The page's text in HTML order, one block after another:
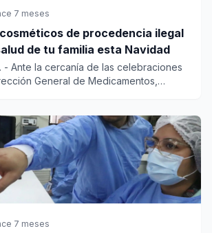
7 meses
de procedencia ilegal
de tu familia esta Navidad
- Ante la cercanía de las celebraciones
General de Medicamentos,
7 meses